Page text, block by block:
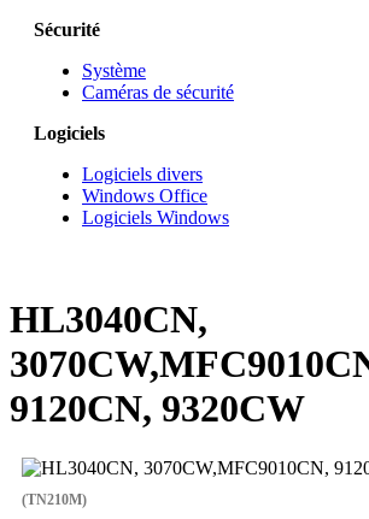
Sécurité
Système
Caméras de sécurité
Logiciels
Logiciels divers
Windows Office
Logiciels Windows
HL3040CN,
9120CN, 9320CW
(TN210M)